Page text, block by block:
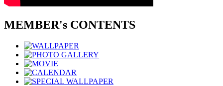
MEMBER's CONTENTS